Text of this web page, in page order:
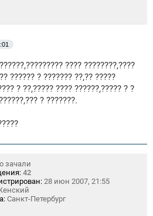
???? ????????,????
?????? ? ??????? ??,?? ?????
? ??,????? ???? ??????,????? ? ?
? ???????.
зачали
42
28 июн 2007, 21:55
Санкт-Петербург